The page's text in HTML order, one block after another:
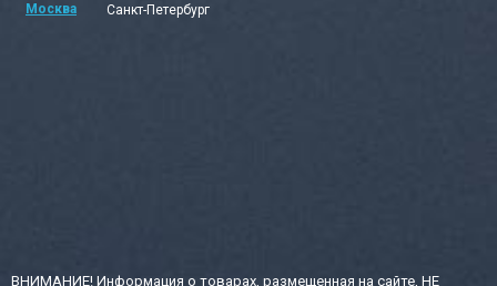
Москва Санкт-Петербург
ВНИМАНИЕ! Информация о товарах, размещенная на сайте, НЕ